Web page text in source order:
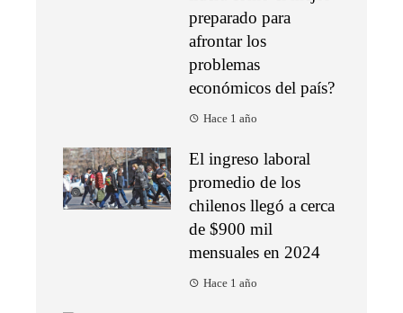
preparado para
afrontar los
problemas
económicos del país?
Hace 1 año
El ingreso laboral
promedio de los
chilenos llegó a cerca
de $900 mil
mensuales en 2024
Hace 1 año